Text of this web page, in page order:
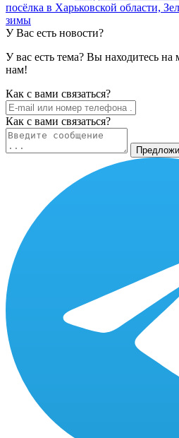
посёлка в Харьковской области,
зимы
У Вас есть новости?
У вас есть тема? Вы находитесь
нам!
Как c вами связаться?
Как c вами связаться?